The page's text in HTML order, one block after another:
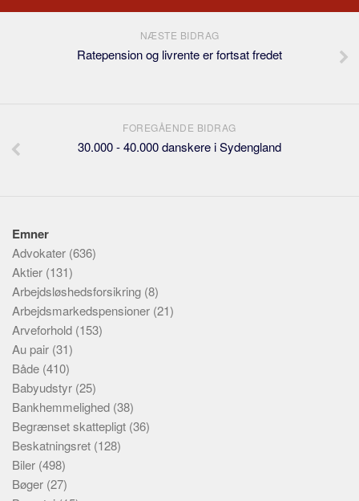
NÆSTE BIDRAG
Ratepension og livrente er fortsat fredet
FOREGÅENDE BIDRAG
30.000 - 40.000 danskere i Sydengland
Emner
Advokater (636)
Aktier (131)
Arbejdsløshedsforsikring (8)
Arbejdsmarkedspensioner (21)
Arveforhold (153)
Au pair (31)
Både (410)
Babyudstyr (25)
Bankhemmelighed (38)
Begrænset skattepligt (36)
Beskatningsret (128)
Biler (498)
Bøger (27)